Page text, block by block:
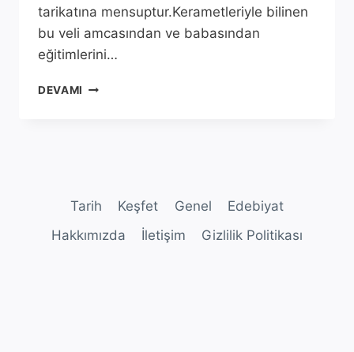
tarikatına mensuptur.Kerametleriyle bilinen
bu veli amcasından ve babasından
eğitimlerini…
DEVAMI ŞEYH
Tarih Keşfet Genel
Edebiyat
Hakkımızda
İletişim Gizlilik Politikası